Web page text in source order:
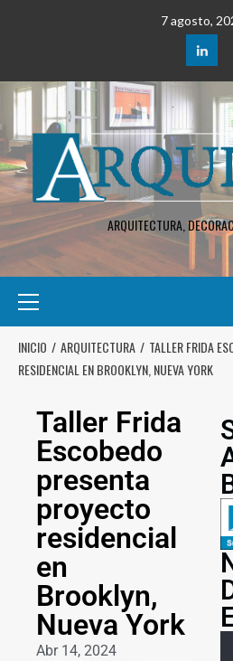
7 agosto,
ARQUITECTURA,
INICIO ARQUITECTURA
TALLER FRIDA
RESIDENCIAL EN BROOKLYN, NUEVA YORK
Taller Frida
Escobedo
presenta
proyecto
residencial
en
Brooklyn,
Nueva York
Abr 14, 2024